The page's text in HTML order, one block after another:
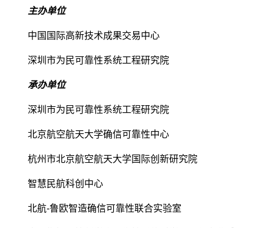
主办单位
中国国际高新技术成果交易中心
深圳市为民可靠性系统工程研究院
承办单位
深圳市为民可靠性系统工程研究院
北京航空航天大学确信可靠性中心
杭州市北京航空航天大学国际创新研究院
智慧民航科创中心
北航-鲁欧智造确信可靠性联合实验室